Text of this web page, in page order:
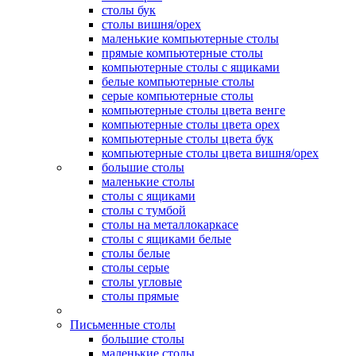
столы бук
столы вишня/орех
маленькие компьютерные столы
прямые компьютерные столы
компьютерные столы с ящиками
белые компьютерные столы
серые компьютерные столы
компьютерные столы цвета венге
компьютерные столы цвета орех
компьютерные столы цвета бук
компьютерные столы цвета вишня/орех
большие столы
маленькие столы
столы с ящиками
столы с тумбой
столы на металлокаркасе
столы с ящиками белые
столы белые
столы серые
столы угловые
столы прямые
Письменные столы
большие столы
маленькие столы